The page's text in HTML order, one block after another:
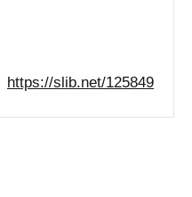
https://slib.net/125849